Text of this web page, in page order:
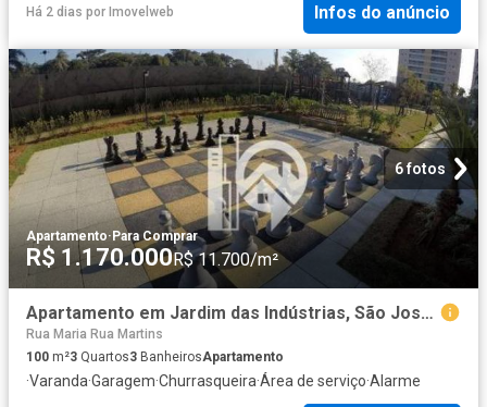
Há 2 dias por Imovelweb Infos do anúncio
6 fotos
Apartamento· Para Comprar
R$ 1.170.000R$ 11.700/m²
Apartamento em Jardim das Indústrias, São José dos Campos/SP de 100m² 3 quartos à venda por R$ 1.170
Rua Maria Rua Martins
100 m²3 Quartos3 BanheirosApartamento
·Varanda·Garagem·Churrasqueira·Área de serviço·Alarme